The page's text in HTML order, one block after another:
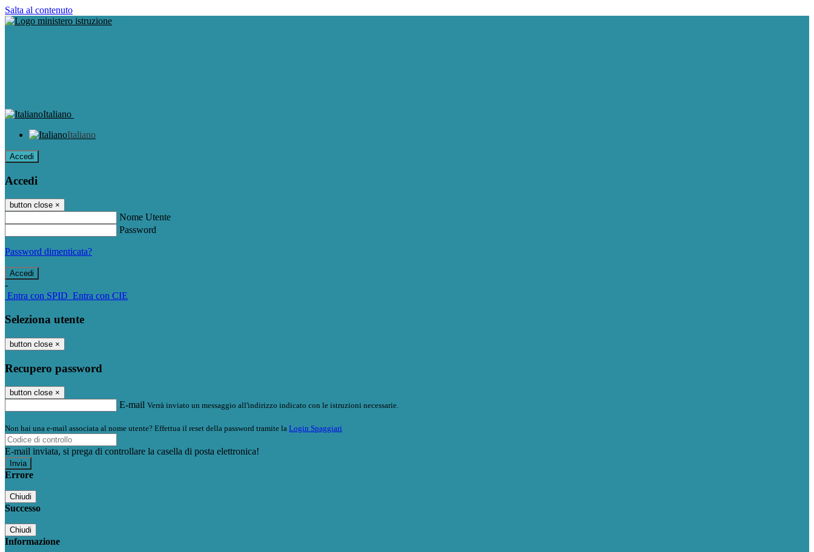
Salta al contenuto
Italiano
Italiano
Accedi
Accedi
button close ×
Nome Utente
Password
Password dimenticata?
-
Entra con SPID Entra con CIE
Seleziona utente
button close ×
Recupero password
button close ×
E-mail Verrà inviato un messaggio all'indirizzo indicato con le istruzioni necessarie.
Non hai una e-mail associata al nome utente? Effettua il reset della password tramite la Login Spaggiari
E-mail inviata, si prega di controllare la casella di posta elettronica!
Errore
Chiudi
Successo
Chiudi
Informazione